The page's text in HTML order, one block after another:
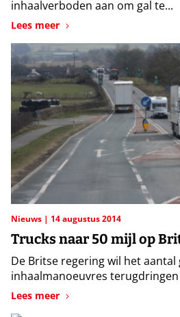
inhaalverboden aan om gal te...
Lees meer
Nieuws 14 augustus 2014
Trucks naar 50 mijl op
De Britse regering wil het aantal
inhaalmanoeuvres terugdringen
Lees meer